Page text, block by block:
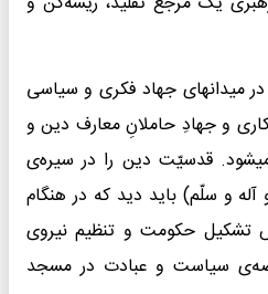
میدانهای جهاد فکری و سیاسی
و جهادِ حاملانِ معارف دین و
قدسیّت دین را در سیره‌ی
آله و سلّم) باید دید که در هنگام
تشکیل حکومت و تنظیم نیروی
سیاست و عبادت در مسجد